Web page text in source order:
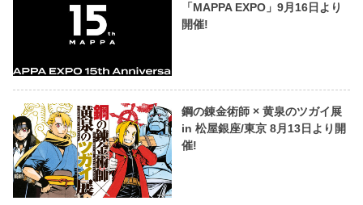
「MAPPA EXPO」9月16日より
開催!
鋼の錬金術師 × 黄泉のツガイ展
in 松屋銀座/東京 8月13日より開
催!